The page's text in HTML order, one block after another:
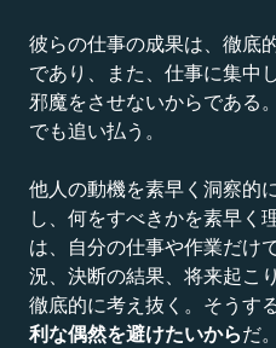
彼らの仕事の成果は、徹底
であり、また、仕事に集中
邪魔をさせないからである
でも追い払う。
他人の動機を素早く洞察的
し、何をすべきかを素早く
は、自分の仕事や作業だけ
況、決断の結果、将来起こ
徹底的に考え抜く。そうする
利な偶然を避けたいからだ。